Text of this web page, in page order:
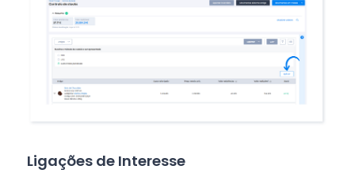
Ligações de Interesse